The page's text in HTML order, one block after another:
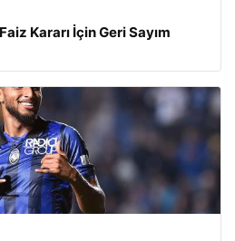
Kararı İçin Geri Sayım